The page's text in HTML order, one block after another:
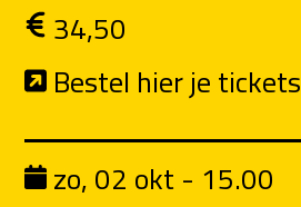
34,50
Bestel hier je tickets
zo, 02 okt - 15.00